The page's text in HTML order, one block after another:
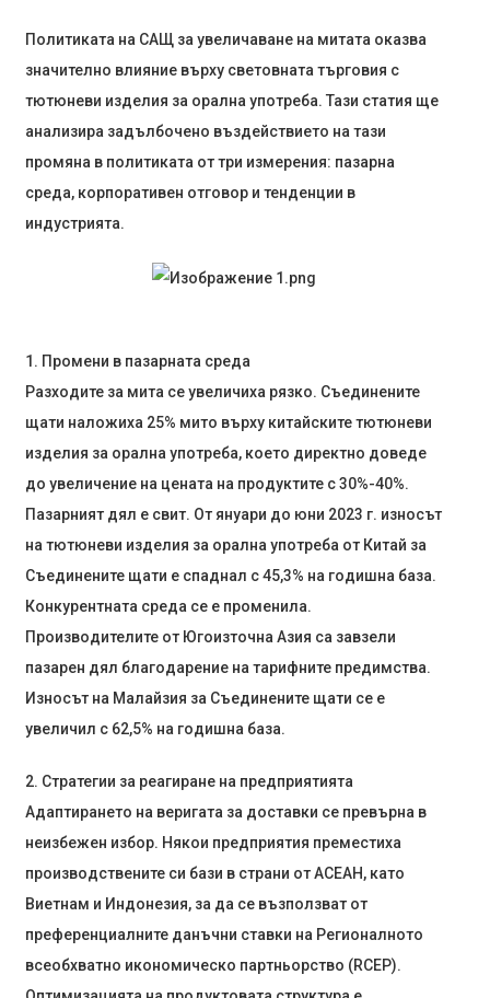
Политиката на САЩ за увеличаване на митата оказва
значително влияние върху световната търговия с
тютюневи изделия за орална употреба. Тази статия ще
анализира задълбочено въздействието на тази
промяна в политиката от три измерения: пазарна
среда, корпоративен отговор и тенденции в
индустрията.
1. Промени в пазарната среда
Разходите за мита се увеличиха рязко. Съединените
щати наложиха 25% мито върху китайските тютюневи
изделия за орална употреба, което директно доведе
до увеличение на цената на продуктите с 30%-40%.
Пазарният дял е свит. От януари до юни 2023 г. износът
на тютюневи изделия за орална употреба от Китай за
Съединените щати е спаднал с 45,3% на годишна база.
Конкурентната среда се е променила.
Производителите от Югоизточна Азия са завзели
пазарен дял благодарение на тарифните предимства.
Износът на Малайзия за Съединените щати се е
увеличил с 62,5% на годишна база.
2. Стратегии за реагиране на предприятията
Адаптирането на веригата за доставки се превърна в
неизбежен избор. Някои предприятия преместиха
производствените си бази в страни от АСЕАН, като
Виетнам и Индонезия, за да се възползват от
преференциалните данъчни ставки на Регионалното
всеобхватно икономическо партньорство (RCEP).